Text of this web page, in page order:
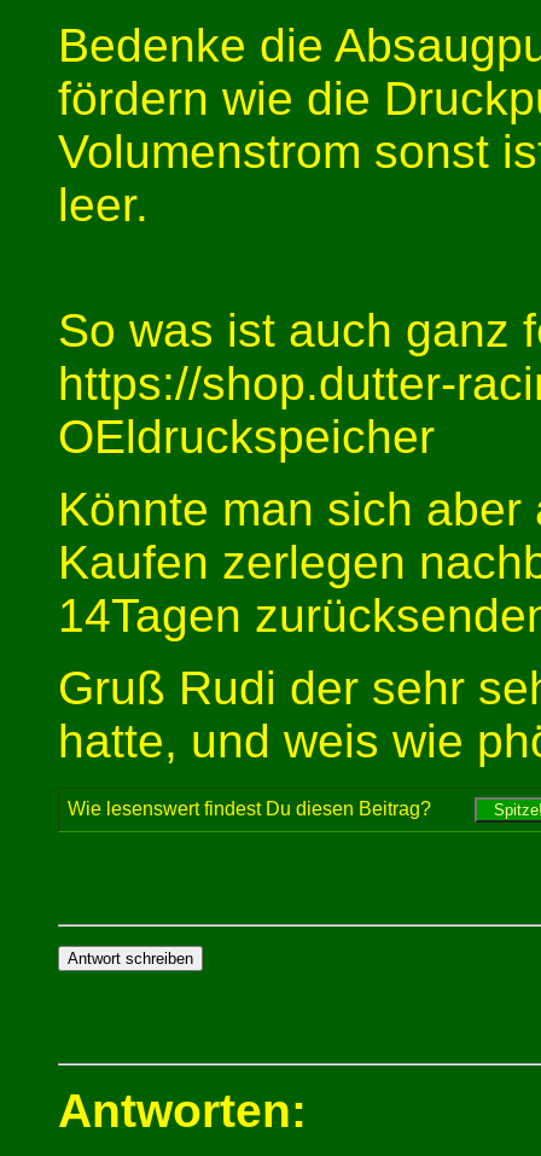
Bedenke die
fördern wie die
Volumenstrom sonst
leer.
So was ist auch ganz
https://shop.dutter-
OEldruckspeicher
Könnte man sich
Kaufen zerlegen
14Tagen
Gruß Rudi der sehr
hatte, und weis wie
Wie lesenswert findest Du diesen Beitrag?
Antworten: